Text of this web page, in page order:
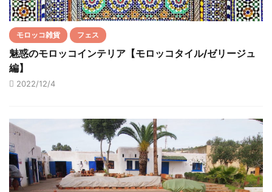
モロッコ雑貨 フェス
魅惑のモロッコインテリア【モロッコタイル/ゼリージュ
編】
2022/12/4